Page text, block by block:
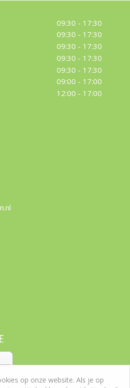
09:30 - 17:30
09:30 - 17:30
09:30 - 17:30
09:30 - 17:30
09:30 - 17:30
09:00 - 17:00
12:00 - 17:00
op onze website. Als je op